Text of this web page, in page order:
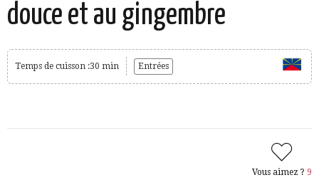
douce et au gingembre
Temps de cuisson :30 min Entrées
Vous aimez ? 9